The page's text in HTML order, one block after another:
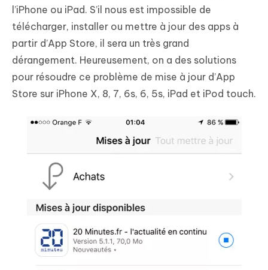
l’iPhone ou iPad. S’il nous est impossible de
télécharger, installer ou mettre à jour des apps à
partir d’App Store, il sera un très grand
dérangement. Heureusement, on a des solutions
pour résoudre ce problème de mise à jour d’App
Store sur iPhone X, 8, 7, 6s, 6, 5s, iPad et iPod touch.